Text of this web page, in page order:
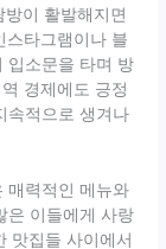
이 활발해지면
스타그램이나 블
입소문을 타며 방
경제에도 긍정
속적으로 생겨나
매력적인 메뉴와
은 이들에게 사랑
맛집들 사이에서